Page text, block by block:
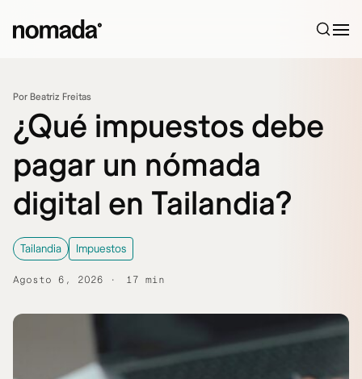
Por Beatriz Freitas
¿Qué impuestos debe
pagar un nómada
digital en Tailandia?
Tailandia Impuestos
Agosto 6, 2026 17 min